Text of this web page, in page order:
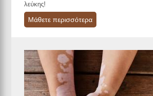
λεύκης!
Μάθετε περισσότερα